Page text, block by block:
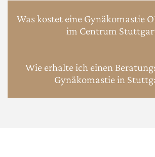
Was kostet eine Gynäkomastie
im Centrum
Wie erhalte ich einen
Gynäkomastie in